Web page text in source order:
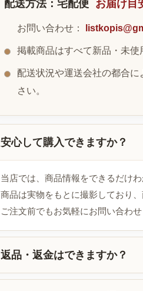
配送方法：宅配便 お届け目
お問い合わせ：
掲載商品はすべて新品・未使
配送状況や運送会社の都合
さい。
安心して購入できますか？
当店では、商品情報をできるだけ
商品は実物をもとに撮影しており
ご注文前でもお気軽にお問い合わせ
返品・返金はできますか？